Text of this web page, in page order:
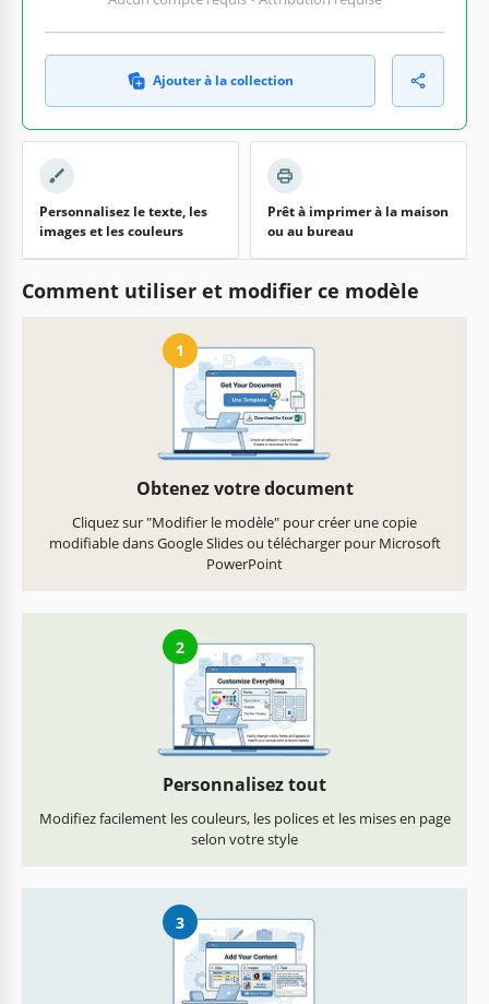
Ajouter à la collection
Personnalisez le texte, les
images et les couleurs
Prêt à imprimer à la maison
ou au bureau
Comment utiliser et modifier ce modèle
1
Obtenez votre document
Cliquez sur "Modifier le modèle" pour créer une copie
modifiable dans Google Slides ou télécharger pour Microsoft
PowerPoint
2
Personnalisez tout
Modifiez facilement les couleurs, les polices et les mises en page
selon votre style
3